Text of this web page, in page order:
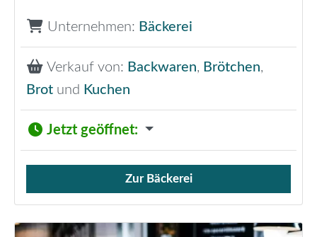
Unternehmen: Bäckerei
Verkauf von: Backwaren, Brötchen,
Brot und Kuchen
Jetzt geöffnet:
Verkauf von Brötchen,
Zur Bäckerei